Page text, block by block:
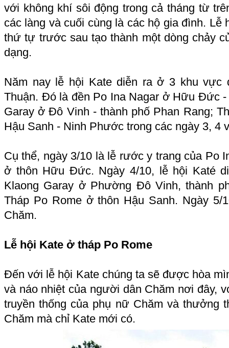
với không khí sôi động trong cả tháng từ
các làng và cuối cùng là các hộ gia đình.
thứ tự trước sau tạo thành một dòng chảy
dạng.
Năm nay lễ hội Kate diễn ra ở 3 khu vực
Thuận. Đó là đền Po Ina Nagar ở Hữu Đức
Garay ở Đô Vinh - thành phố Phan Rang;
Hậu Sanh - Ninh Phước trong các ngày 3, 4
Cụ thể, ngày 3/10 là lễ rước y trang của Po
ở thôn Hữu Đức. Ngày 4/10, lễ hội Katé
Klaong Garay ở Phường Đô Vinh, thành
Tháp Po Rome ở thôn Hậu Sanh. Ngày 5/
Chăm.
Lễ hội Kate ở tháp Po Rome
Đến với lễ hội Kate chúng ta sẽ được hòa
và náo nhiệt của người dân Chăm nơi đây,
truyền thống của phụ nữ Chăm và thưởng
Chăm mà chỉ Kate mới có.